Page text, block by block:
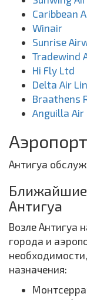
Caribbean
Winair
Sunrise
Tradewind
Hi Fly Ltd
Delta Air
Braathens
Anguilla Air
Антигуа
Ближайшие
Антигуа
Возле Антигуа
города и
назначения: